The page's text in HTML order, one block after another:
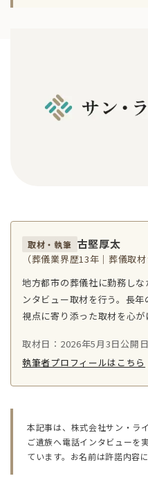
取材・執筆 古堅厚太
（葬儀業界歴13年｜葬儀取材
地方都市の葬儀社に勤務し
ンタビュー取材を行う。長
視点に寄り添った取材を心が
取材日：2026年5月3日公開
執筆者プロフィールはこちら
本記事は、株式会社サン・ラ
ご遺族へ電話インタビューを
ています。お名前は許諾内容